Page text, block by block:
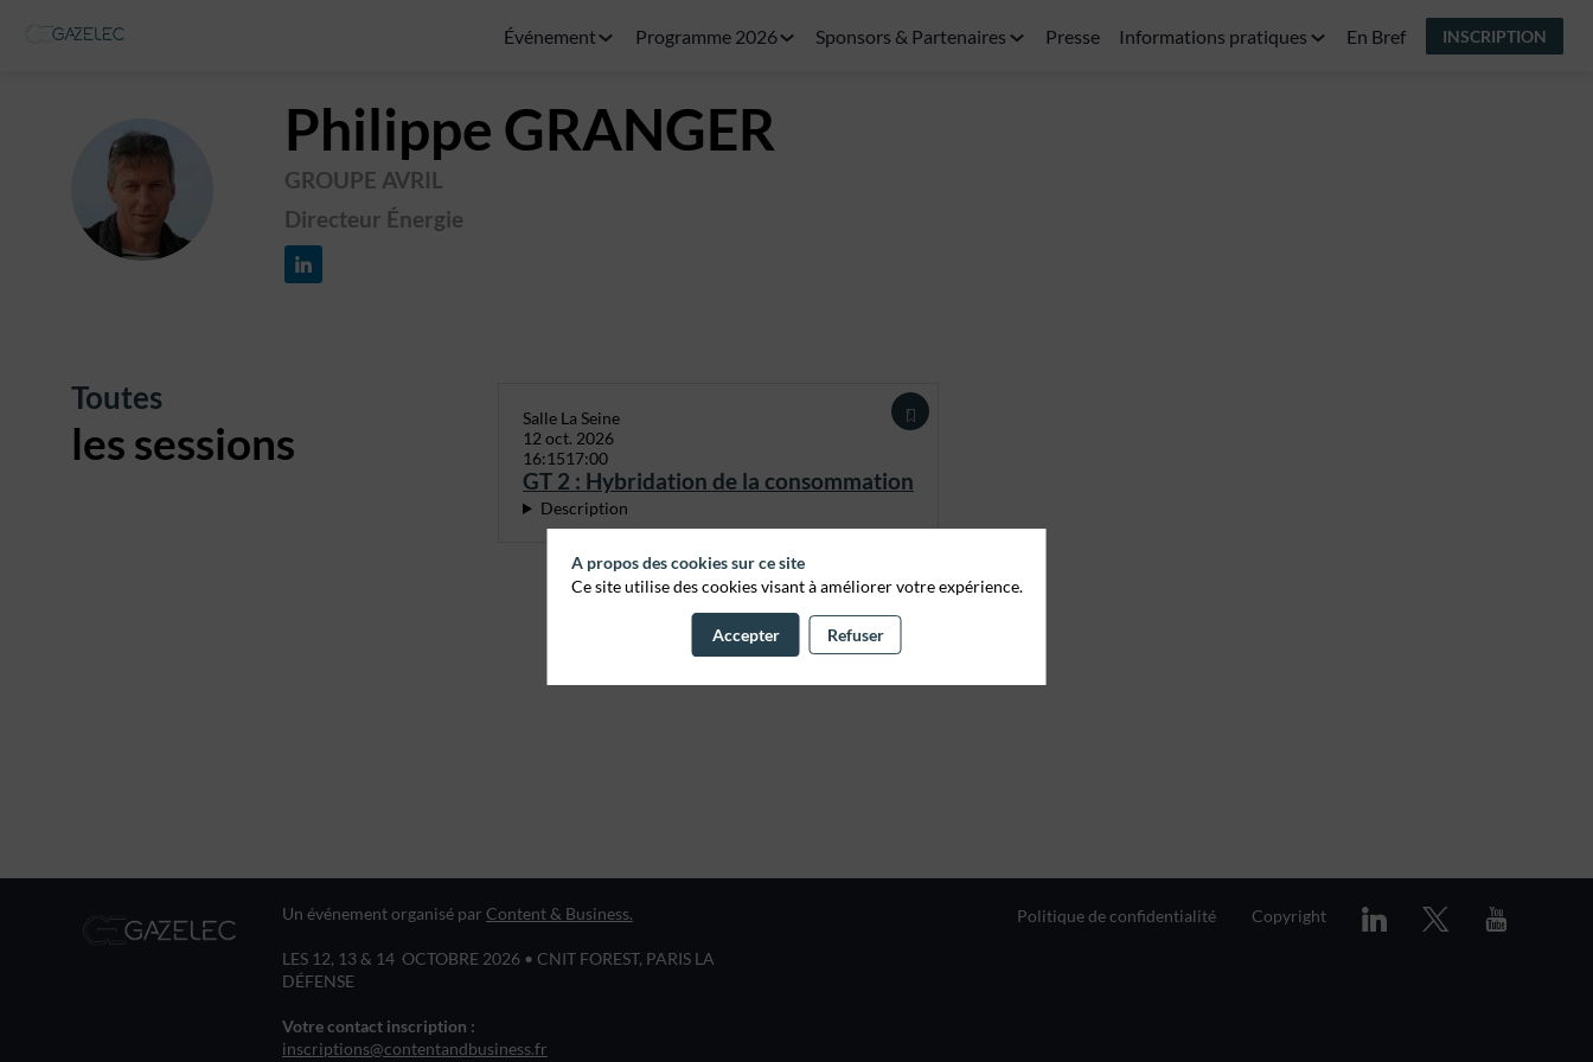
Événement Programme 2026 Sponsors & Partenaires Presse Informations pratiques En Bref INSCRIPTION
PG
Philippe GRANGER
GROUPE AVRIL
Directeur Énergie
Toutes
les sessions
Salle La Seine
12 oct. 2026
16:1517:00
GT 2 : Hybridation de la consommation
Description
Un événement organisé par Content & Business.
LES 12, 13 & 14 OCTOBRE 2026 • CNIT FOREST, PARIS LA
DÉFENSE
Votre contact inscription :
inscriptions@contentandbusiness.fr
Politique de confidentialité Copyright
A propos des cookies sur ce site
Ce site utilise des cookies visant à améliorer votre expérience.
Accepter Refuser